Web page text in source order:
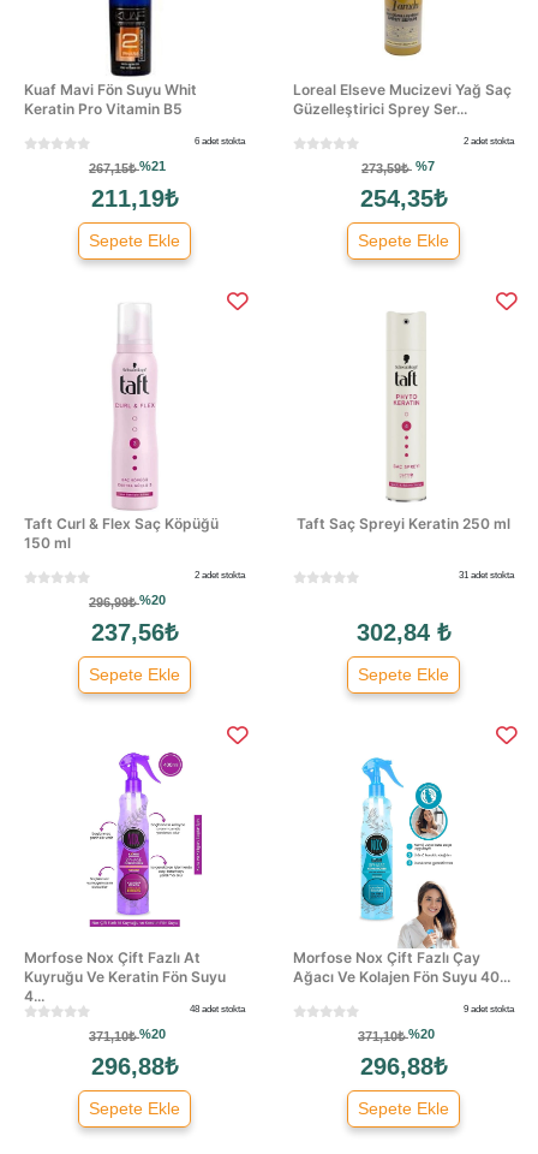
Kuaf Mavi Fön Suyu Whit
Keratin Pro Vitamin B5
6 adet stokta
267,15₺%21
211,19₺
Sepete Ekle
Loreal Elseve Mucizevi Yağ Saç
Güzelleştirici Sprey Ser...
2 adet stokta
273,59₺ %7
254,35₺
Sepete Ekle
Taft Curl & Flex Saç Köpüğü
150 ml
2 adet stokta
296,99₺%20
237,56₺
Sepete Ekle
Taft Saç Spreyi Keratin 250 ml
31 adet stokta
302,84 ₺
Sepete Ekle
Morfose Nox Çift Fazlı At
Kuyruğu Ve Keratin Fön Suyu
4...
48 adet stokta
371,10₺%20
296,88₺
Sepete Ekle
Morfose Nox Çift Fazlı Çay
Ağacı Ve Kolajen Fön Suyu 40...
9 adet stokta
371,10₺%20
296,88₺
Sepete Ekle